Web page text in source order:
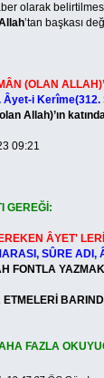
olarak
’tan başkası
(OLAN
Âyet-i Kerîme(312.
katında
09:21
GEREĞİ:
ÂYET'
SÛRE ADI,
FONTLA
FAZLA